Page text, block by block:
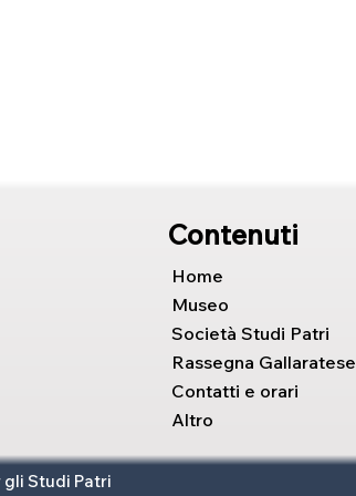
Contenuti
Home
Museo
Società Studi Patri
Rassegna Gallaratese
Contatti e orari
Altro
Studi Patri